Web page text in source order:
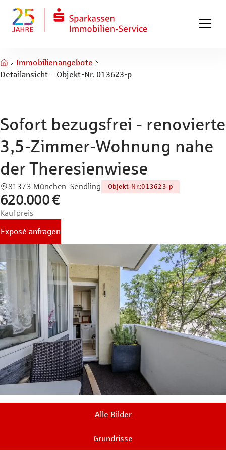
Zum Fuß springen
Immobilienangebote
Detailansicht – Objekt-Nr. 013623-p
Sofort bezugsfrei - renovierte
3,5-Zimmer-Wohnung nahe
der Theresienwiese
81373 München–Sendling Objekt-Nr.:013623-p
620.000 €
Kaufpreis
Exposé anfragen
Alle Bilder
Grundrisse